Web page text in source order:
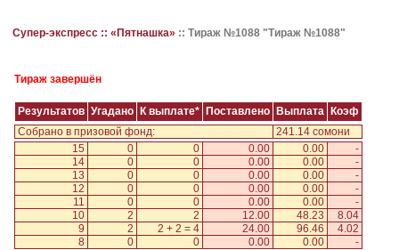
Супер-экспресс :: «Пятнашка» :: Тираж №1088 "Тираж №1088"
Тираж завершён
Результатов Угадано К выплате* Поставлено Выплата
Коэф
Собрано в призовой фонд:
241.14 сомони
15
0 0 0.00 0.00
-
14
0 0 0.00 0.00
-
13
0 0 0.00 0.00
-
12
0 0 0.00 0.00
-
11
0 0 0.00 0.00
-
10
2 2 12.00 48.23
8.04
9
2 2 + 2 = 4 24.00 96.46
4.02
8
0 0 0.00 0.00
-